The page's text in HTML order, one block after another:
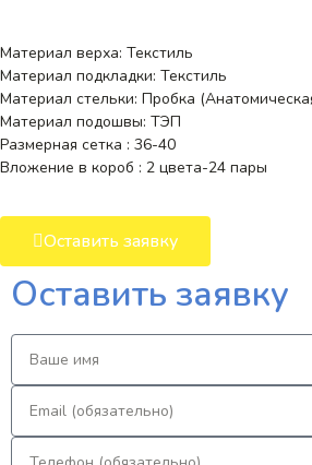
Материал верха: Текстиль
Материал подкладки: Текстиль
Материал стельки: Пробка
Материал подошвы: ТЭП
Размерная сетка : 36-40
Вложение в короб : 2 цвета-24 пары
Оставить заявку
Оставить заявку